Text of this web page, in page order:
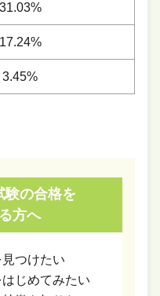
31.03%
17.24%
3.45%
験の合格を
方へ
つけたい
じめてみたい